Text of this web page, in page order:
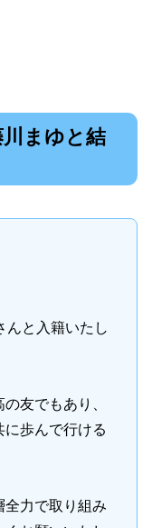
まゆと結
んと入籍いたし
友でもあり、
歩んで行ける
全力で取り組み